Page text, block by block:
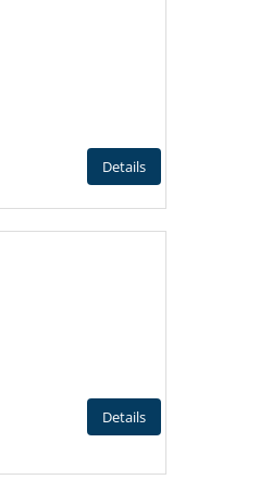
Details
Details